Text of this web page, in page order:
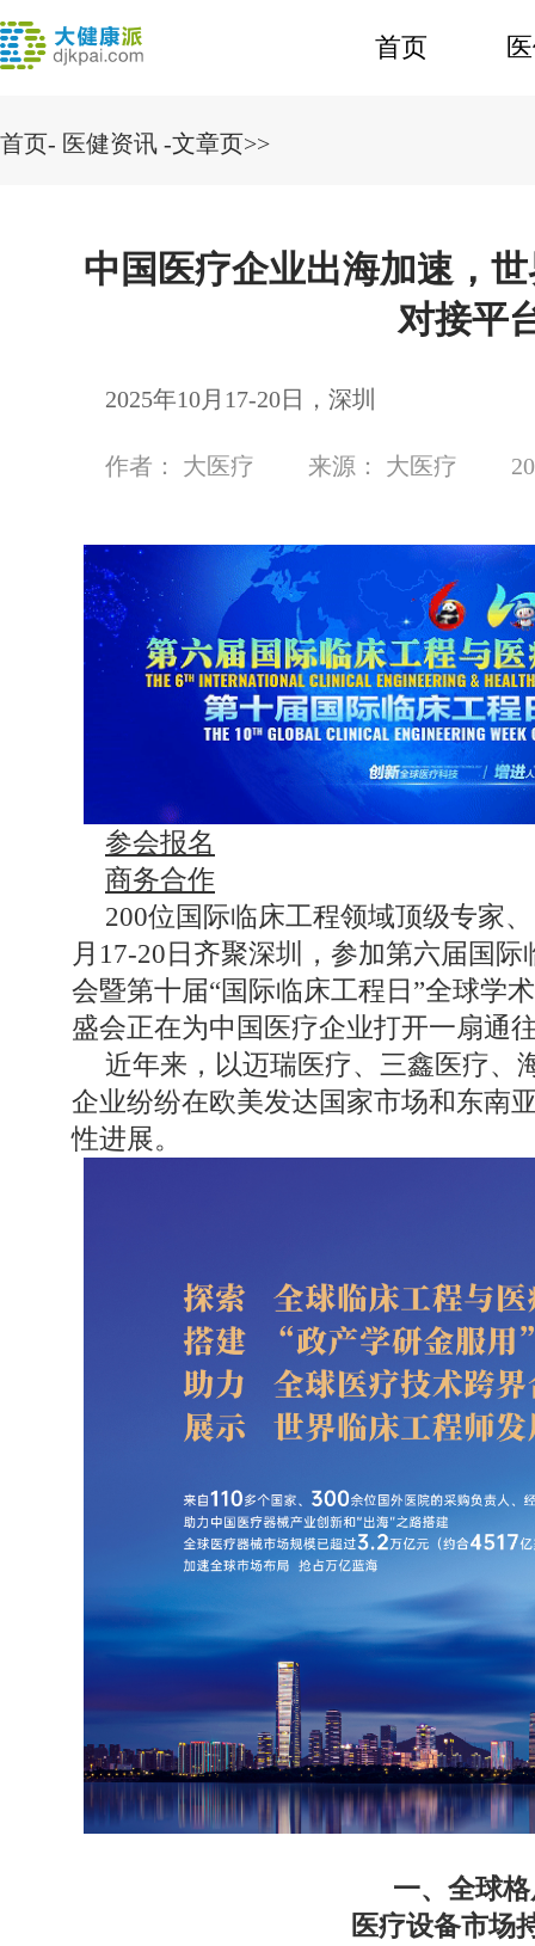
首页
首页- 医健资讯 -文章页>>
中国医疗企业出海加速，
对接平
2025年10月17-20日，深圳
作者： 大医疗 来源： 大医疗
参会报名
商务合作
200位国际临床工程领域顶级专家
月17-20日齐聚深圳，参加第六届国
会暨第十届“国际临床工程日”全球学
盛会正在为中国医疗企业打开一扇通
近年来，以迈瑞医疗、三鑫医疗、
企业纷纷在欧美发达国家市场和东南
性进展。
一、全球
医疗设备市场